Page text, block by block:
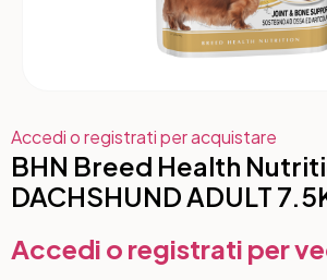
Accedi o registrati per acquistare
BHN Breed Health
DACHSHUND ADULT
Accedi o registrati per